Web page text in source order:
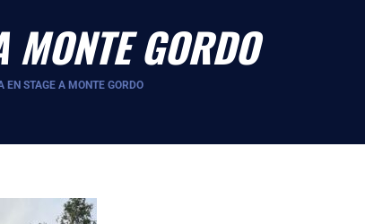
MONTE GORDO
EN STAGE A MONTE GORDO